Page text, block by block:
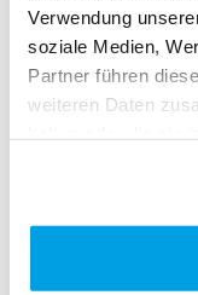
Verwendung
soziale Medien,
Partner führen
weiteren Daten